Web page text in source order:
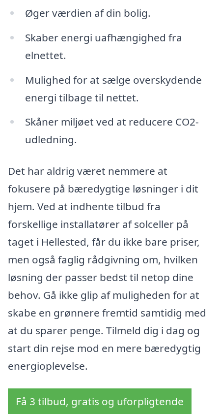
Øger værdien af din bolig.
Skaber energi uafhængighed fra
elnettet.
Mulighed for at sælge overskydende
energi tilbage til nettet.
Skåner miljøet ved at reducere CO2-
udledning.
Det har aldrig været nemmere at
fokusere på bæredygtige løsninger i dit
hjem. Ved at indhente tilbud fra
forskellige installatører af solceller på
taget i Hellested, får du ikke bare priser,
men også faglig rådgivning om, hvilken
løsning der passer bedst til netop dine
behov. Gå ikke glip af muligheden for at
skabe en grønnere fremtid samtidig med
at du sparer penge. Tilmeld dig i dag og
start din rejse mod en mere bæredygtig
energioplevelse.
Få 3 tilbud, gratis og uforpligtende